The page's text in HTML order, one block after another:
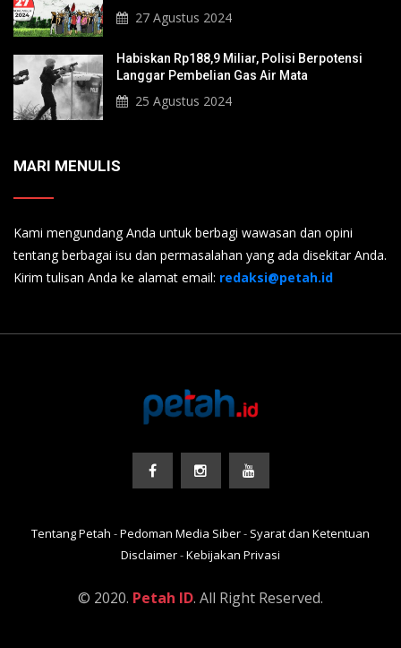
27 Agustus 2024
Habiskan Rp188,9 Miliar, Polisi Berpotensi
Langgar Pembelian Gas Air Mata
25 Agustus 2024
MARI MENULIS
Kami mengundang Anda untuk berbagi wawasan dan opini
tentang berbagai isu dan permasalahan yang ada disekitar Anda.
Kirim tulisan Anda ke alamat email: redaksi@petah.id
Tentang Petah -Pedoman Media Siber- Syarat dan Ketentuan
Disclaimer-Kebijakan Privasi
© 2020. Petah ID. All Right Reserved.